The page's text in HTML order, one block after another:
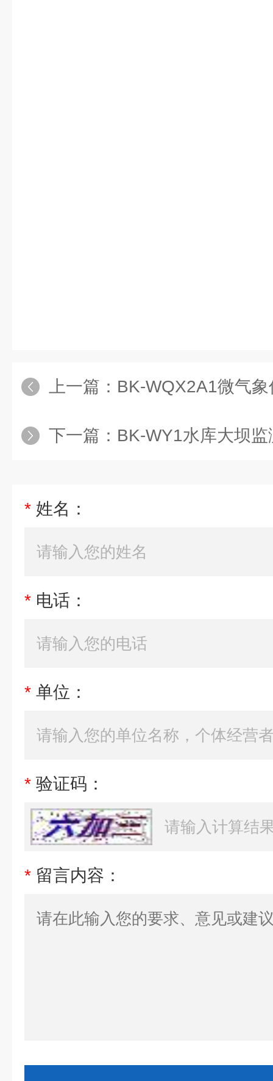
上一篇： BK-WQX2A1微气
下一篇： BK-WY1水库大坝监
* 姓名：
* 电话：
* 单位：
* 验证码：
* 留言内容：